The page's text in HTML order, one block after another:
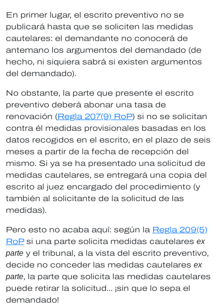
En primer lugar, el escrito preventivo no se
publicará hasta que se soliciten las medidas
cautelares: el demandante no conocerá de
antemano los argumentos del demandado (de
hecho, ni siquiera sabrá si existen argumentos
del demandado).
No obstante, la parte que presente el escrito
preventivo deberá abonar una tasa de
renovación (Regla 207(9) RoP) si no se solicitan
contra él medidas provisionales basadas en los
datos recogidos en el escrito, en el plazo de seis
meses a partir de la fecha de recepción del
mismo. Si ya se ha presentado una solicitud de
medidas cautelares, se entregará una copia del
escrito al juez encargado del procedimiento (y
también al solicitante de la solicitud de las
medidas).
Pero esto no acaba aquí: según la Regla 209(5)
RoPsi una parte solicita medidas cautelares ex
parte y el tribunal, a la vista del escrito preventivo,
decide no conceder las medidas cautelares ex
parte, la parte que solicita las medidas cautelares
puede retirar la solicitud… ¡sin que lo sepa el
demandado!